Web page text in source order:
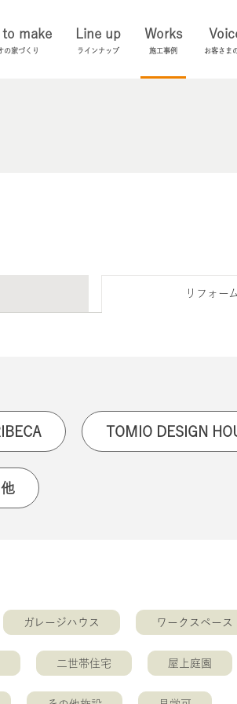
to make
の家づくり
Line up
ラインナップ
Works
施工事例 お客さま
リフォー
TOMIO DESIGN
ガレージハウス ワークスペース
二世帯住宅 屋上庭園